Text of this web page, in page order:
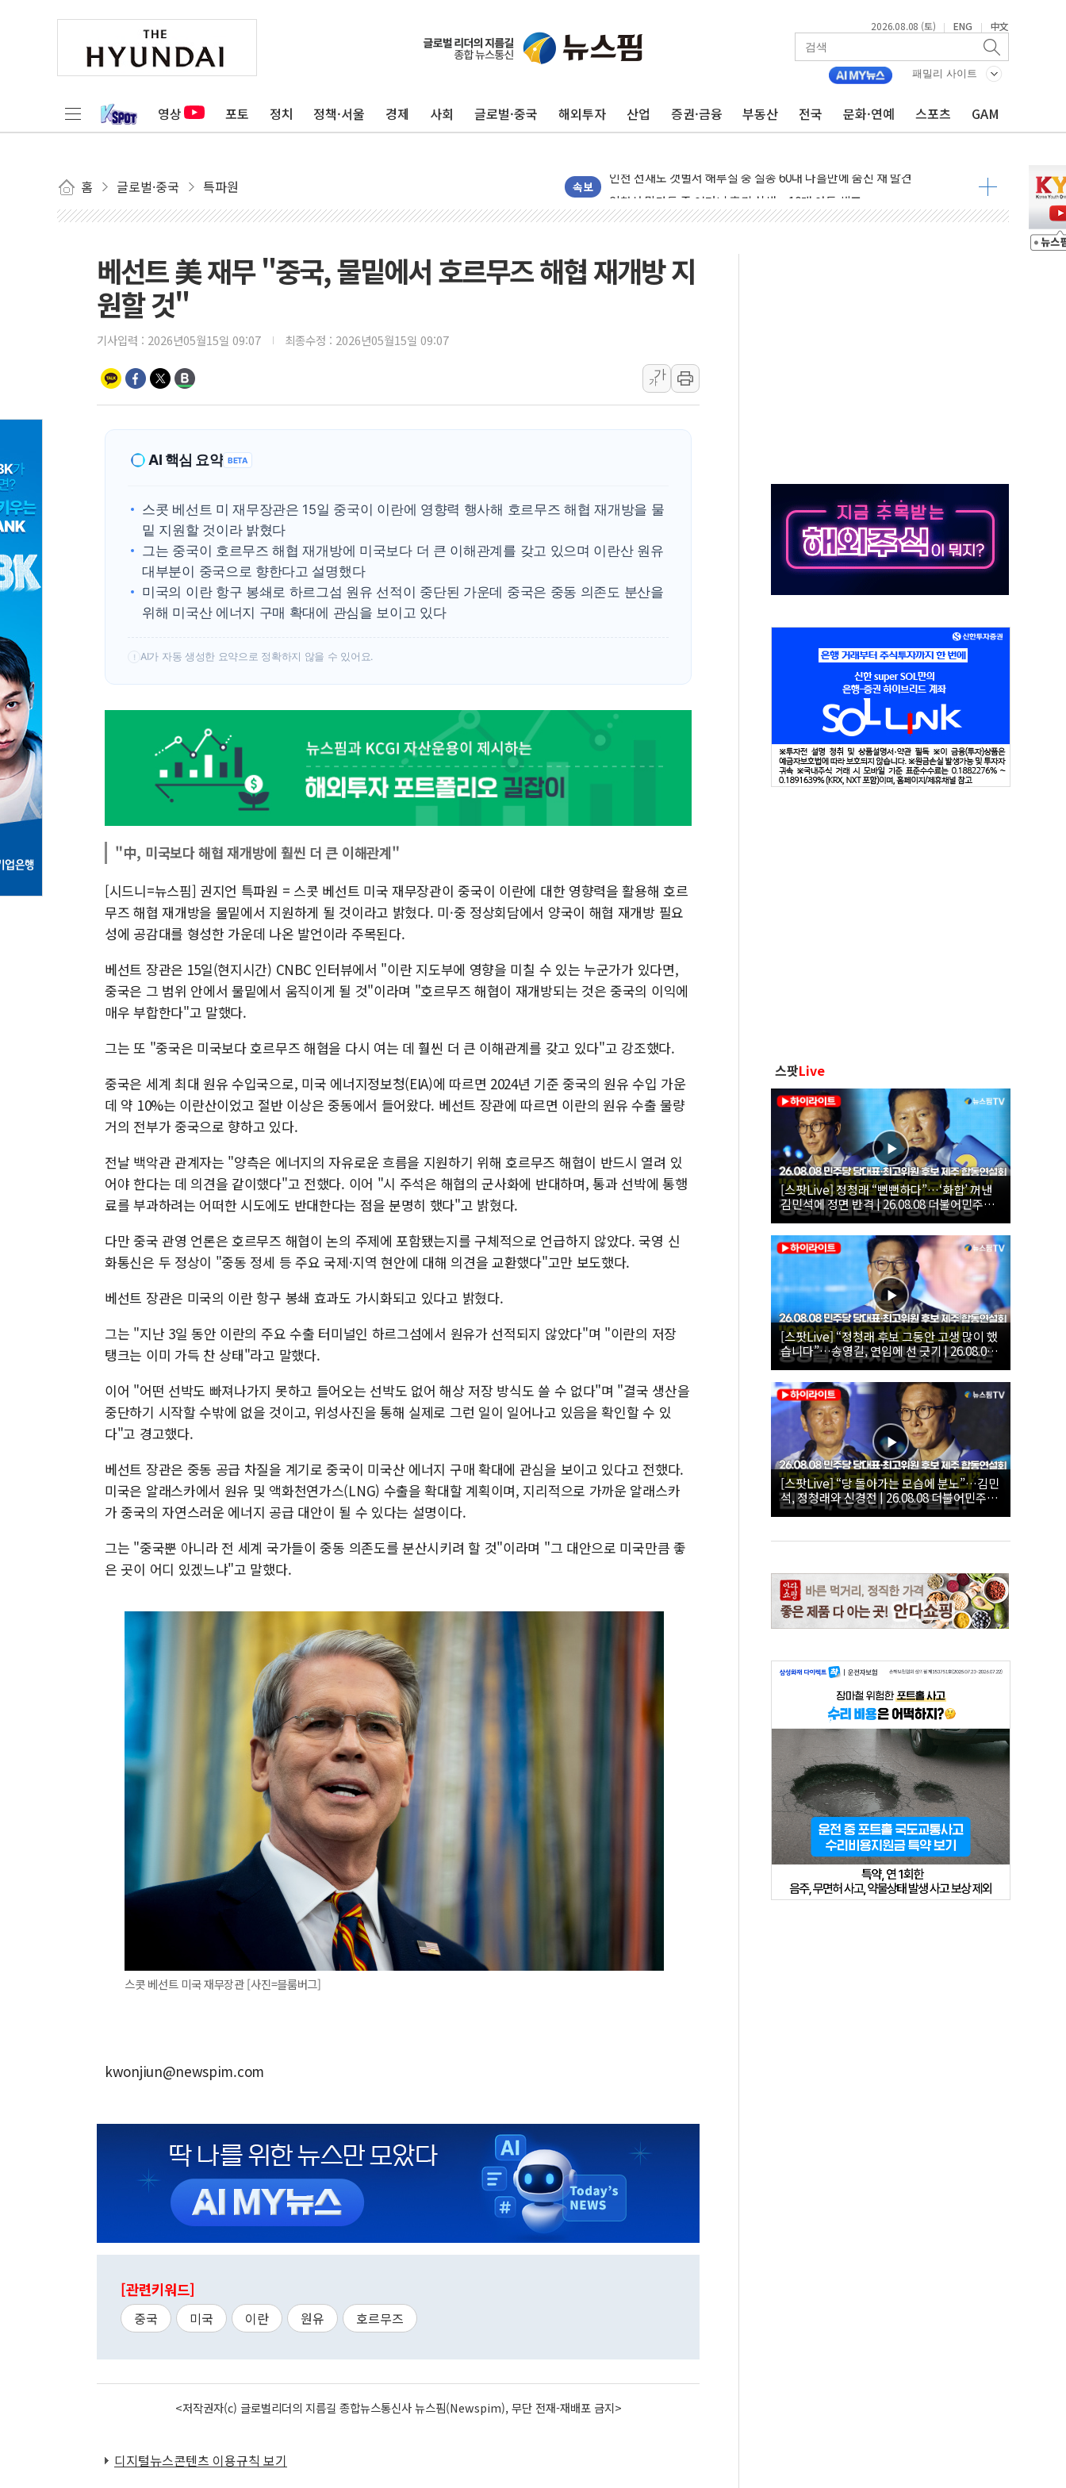
2026.08.08 (토) | ENG | 中文
패밀리 사이트
영상 포토 정치 정책·서울 경제 사회 글로벌·중국 해외투자 산업 증권·금융 부동산 전국 문화·연예 스포츠 GAM
홈 글로벌·중국 특파원 속보
인천서 말다툼 중 어머니 흉기 살해…10대 아들 체포
'화합' 꺼낸 김민석에 '뻔뻔' 받아친 정청래…제주 연설서 신경전 고조
동해중부 전 해상 풍랑주의보…10일까지 최대 3.5m 높은 물결
연일 폭염에 온열질환 사망 23명…정부, 비상대응기구 가동
강원 중·남부 동해안 시간당 50mm 이상 폭우…호우경보 발효
청양 밭에서 일하던 90대 숨져…온열질환 여부 조사
오세훈 "용산공원 주택 검토, 민주당 스스로 원칙 뒤집는 것"
충북 주말 무더위 지속…청주·진천 35도, 곳곳 소나기
10월 보완수사권 폐지·공소청 출범…피해자들 '범죄 사각지대' 우려
한상협, 업계 개인정보 보안 새판 짠다…'자율규제단체' 타진
베선트 美 재무 "중국, 물밑에서 호르무즈 해협 재개방 지
원할 것"
기사입력 : 2026년05월15일 09:07 최종수정 : 2026년05월15일 09:07
가
가
AI 핵심 요약 BETA
스콧 베선트 미 재무장관은 15일 중국이 이란에 영향력 행사해 호르무즈 해협 재개방을 물
밑 지원할 것이라 밝혔다
그는 중국이 호르무즈 해협 재개방에 미국보다 더 큰 이해관계를 갖고 있으며 이란산 원유
대부분이 중국으로 향한다고 설명했다
미국의 이란 항구 봉쇄로 하르그섬 원유 선적이 중단된 가운데 중국은 중동 의존도 분산을
위해 미국산 에너지 구매 확대에 관심을 보이고 있다
! AI가 자동 생성한 요약으로 정확하지 않을 수 있어요.
"中, 미국보다 해협 재개방에 훨씬 더 큰 이해관계"
[시드니=뉴스핌] 권지언 특파원 = 스콧 베선트 미국 재무장관이 중국이 이란에 대한 영향력을 활용해 호르
무즈 해협 재개방을 물밑에서 지원하게 될 것이라고 밝혔다. 미·중 정상회담에서 양국이 해협 재개방 필요
성에 공감대를 형성한 가운데 나온 발언이라 주목된다.
베선트 장관은 15일(현지시간) CNBC 인터뷰에서 "이란 지도부에 영향을 미칠 수 있는 누군가가 있다면,
중국은 그 범위 안에서 물밑에서 움직이게 될 것"이라며 "호르무즈 해협이 재개방되는 것은 중국의 이익에
매우 부합한다"고 말했다.
그는 또 "중국은 미국보다 호르무즈 해협을 다시 여는 데 훨씬 더 큰 이해관계를 갖고 있다"고 강조했다.
중국은 세계 최대 원유 수입국으로, 미국 에너지정보청(EIA)에 따르면 2024년 기준 중국의 원유 수입 가운
데 약 10%는 이란산이었고 절반 이상은 중동에서 들어왔다. 베선트 장관에 따르면 이란의 원유 수출 물량
거의 전부가 중국으로 향하고 있다.
전날 백악관 관계자는 "양측은 에너지의 자유로운 흐름을 지원하기 위해 호르무즈 해협이 반드시 열려 있
어야 한다는 데 의견을 같이했다"고 전했다. 이어 "시 주석은 해협의 군사화에 반대하며, 통과 선박에 통행
료를 부과하려는 어떠한 시도에도 반대한다는 점을 분명히 했다"고 밝혔다.
다만 중국 관영 언론은 호르무즈 해협이 논의 주제에 포함됐는지를 구체적으로 언급하지 않았다. 국영 신
화통신은 두 정상이 "중동 정세 등 주요 국제·지역 현안에 대해 의견을 교환했다"고만 보도했다.
베선트 장관은 미국의 이란 항구 봉쇄 효과도 가시화되고 있다고 밝혔다.
그는 "지난 3일 동안 이란의 주요 수출 터미널인 하르그섬에서 원유가 선적되지 않았다"며 "이란의 저장
탱크는 이미 가득 찬 상태"라고 말했다.
이어 "어떤 선박도 빠져나가지 못하고 들어오는 선박도 없어 해상 저장 방식도 쓸 수 없다"며 "결국 생산을
중단하기 시작할 수밖에 없을 것이고, 위성사진을 통해 실제로 그런 일이 일어나고 있음을 확인할 수 있
다"고 경고했다.
베선트 장관은 중동 공급 차질을 계기로 중국이 미국산 에너지 구매 확대에 관심을 보이고 있다고 전했다.
미국은 알래스카에서 원유 및 액화천연가스(LNG) 수출을 확대할 계획이며, 지리적으로 가까운 알래스카
가 중국의 자연스러운 에너지 공급 대안이 될 수 있다는 설명이다.
그는 "중국뿐 아니라 전 세계 국가들이 중동 의존도를 분산시키려 할 것"이라며 "그 대안으로 미국만큼 좋
은 곳이 어디 있겠느냐"고 말했다.
스콧 베선트 미국 재무장관 [사진=블룸버그]
kwonjiun@newspim.com
[관련키워드]
중국 미국 이란 원유 호르무즈
<저작권자(c) 글로벌리더의 지름길 종합뉴스통신사 뉴스핌(Newspim), 무단 전재-재배포 금지>
디지털뉴스콘텐츠 이용규칙 보기
스팟Live
[스팟Live] 정청래 “뻔뻔하다”…‘화합’ 꺼낸
김민석에 정면 반격 | 26.08.08 더불어민주당
당대표·최고위원 후보 제주 합동연설회
[스팟Live] “정청래 후보 그동안 고생 많이 했
습니다”…송영길, 연임에 선 긋기 | 26.08.08
더불어민주당 당대표·최고위원 후보 제주 합
동연설회
[스팟Live] “당 돌아가는 모습에 분노”…김민
석, 정청래와 신경전 | 26.08.08 더불어민주당
당대표·최고위원 후보 제주 합동연설회